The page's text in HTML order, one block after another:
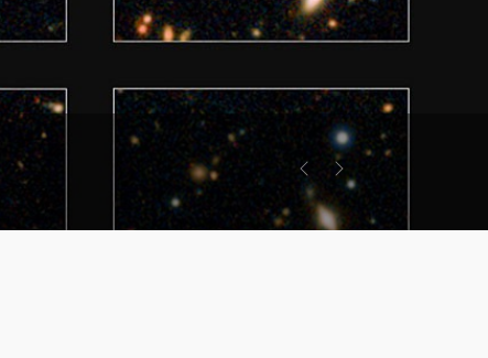
Previous
Next